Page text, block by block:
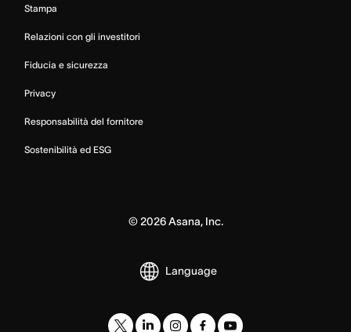
Stampa
Relazioni con gli investitori
Fiducia e sicurezza
Privacy
Responsabilità del fornitore
Sostenibilità ed ESG
© 2026Asana, Inc.
Language